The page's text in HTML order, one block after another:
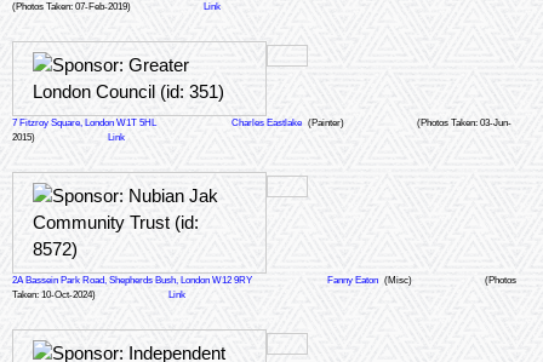
(Photos Taken: 07-Feb-2019)
Link
7 Fitzroy Square, London W1T 5HL Charles Eastlake (Painter)
(Photos Taken: 03-Jun-
2015)
Link
2A Bassein Park Road, Shepherds Bush, London W12 9RY Fanny Eaton (Misc)
(Photos
Taken: 10-Oct-2024)
Link